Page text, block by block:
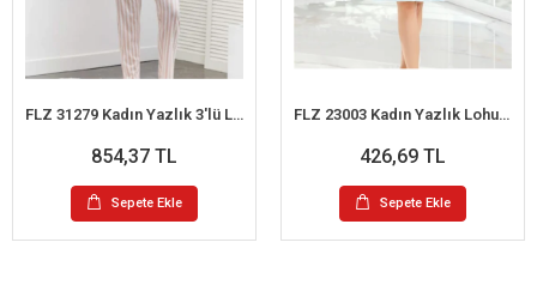
FLZ 31279 Kadın Yazlık 3'lü Lohusa Pijama Takım
854,37 TL
Sepete Ekle
FLZ 23003 Kadın Yazlık Lohusa Gecelik
426,69 TL
Sepete Ekle